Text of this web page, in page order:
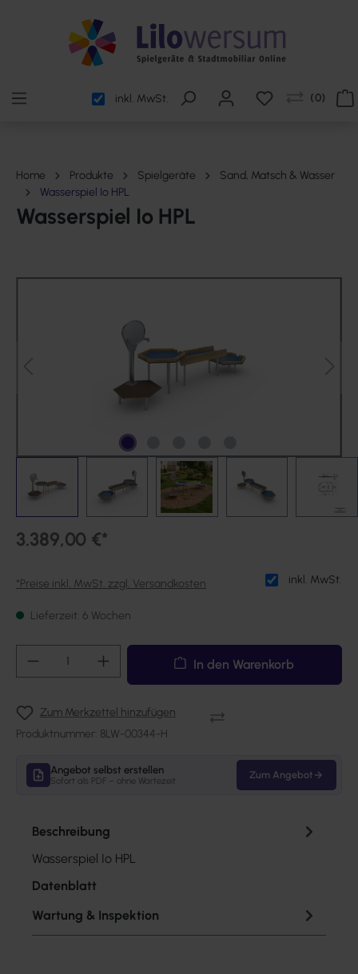
inkl. MwSt. (0)
Home Produkte Spielgeräte
Sand, Matsch & Wasser
Wasserspiel Io HPL
Wasserspiel Io HPL
3.389,00 €*
inkl. MwSt.
*Preise inkl. MwSt. zzgl. Versandkosten
Lieferzeit: 6 Wochen
Produkt Anzahl: Gib den gewünschten
In den Warenkorb
Zum Merkzettel hinzufügen
Produktnummer: 8LW-00344-H
Angebot selbst erstellen
Sofort als PDF – ohne Wartezeit Zum Angebot
Beschreibung
Wasserspiel Io HPL
Datenblatt
Wartung & Inspektion